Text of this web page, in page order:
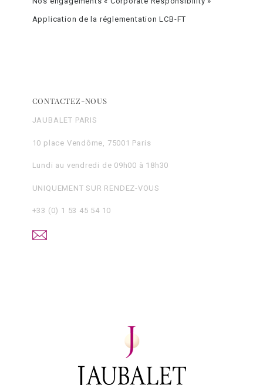
Application de la réglementation LCB-FT
CONTACTEZ-NOUS
JAUBALET PARIS
10 place Vendôme, 75001 Paris
Lundi au vendredi de 09h00 à 18h30
UNIQUEMENT SUR RENDEZ-VOUS
+33 (0) 1 53 45 54 10